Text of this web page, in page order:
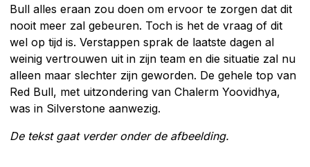
Bull alles eraan zou doen om ervoor te zorgen dat dit
nooit meer zal gebeuren. Toch is het de vraag of dit
wel op tijd is. Verstappen sprak de laatste dagen al
weinig vertrouwen uit in zijn team en die situatie zal nu
alleen maar slechter zijn geworden. De gehele top van
Red Bull, met uitzondering van Chalerm Yoovidhya,
was in Silverstone aanwezig.
De tekst gaat verder onder de afbeelding.